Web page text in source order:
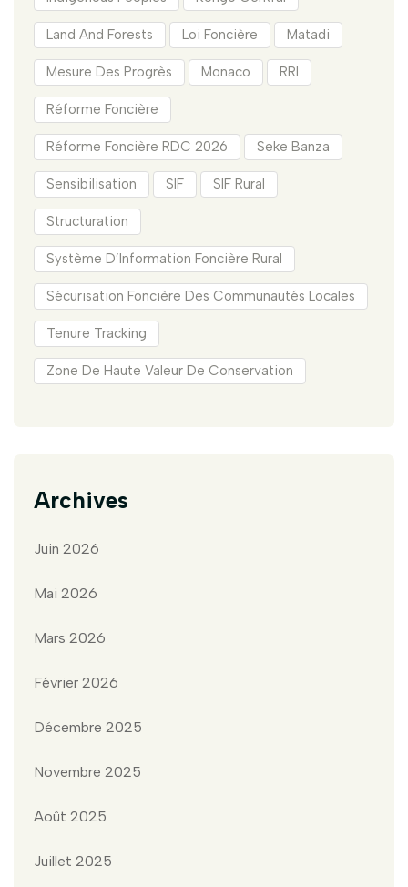
Land And Forests Loi Foncière Matadi
Mesure Des Progrès Monaco RRI
Réforme Foncière
Réforme Foncière RDC 2026 Seke Banza
Sensibilisation SIF SIF Rural
Structuration
Système D’Information Foncière Rural
Sécurisation Foncière Des Communautés Locales
Tenure Tracking
Zone De Haute Valeur De Conservation
Archives
Juin 2026
Mai 2026
Mars 2026
Février 2026
Décembre 2025
Novembre 2025
Août 2025
Juillet 2025